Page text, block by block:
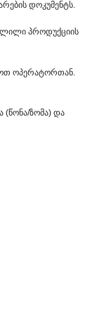
დოკუმენტს.
პროდუქციის
ოპერატორთან.
(წონა/ზომა) და